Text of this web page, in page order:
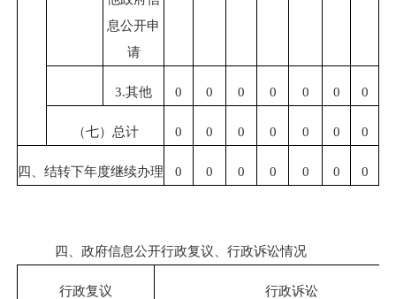
息公开申
请
3.其他 0 0 0 0 0 0 0
（七）总计 0 0 0 0 0 0 0
四、结转下年度继续办理 0 0 0 0 0 0 0
四、政府信息公开行政复议、行政诉讼情况
行政复议 行政诉讼